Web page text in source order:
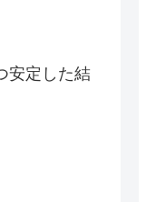
安定した結